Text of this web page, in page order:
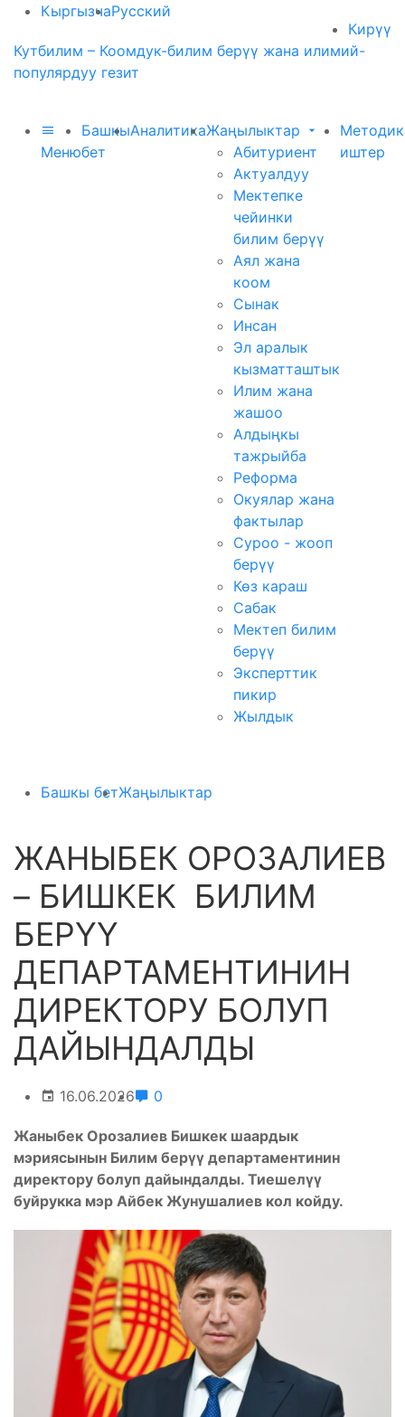
КыргызчаРусский
Кирүү
Кутбилим – Коомдук-билим берүү жана илимий-
популярдуу гезит
Меню
Башкы
бет
АналитикаЖаңылыктар
Абитуриент
Актуалдуу
Мектепке
чейинки
билим берүү
Аял жана
коом
Сынак
Инсан
Эл аралык
кызматташтык
Илим жана
жашоо
Алдыңкы
тажрыйба
Реформа
Окуялар жана
фактылар
Суроо - жооп
берүү
Көз караш
Сабак
Мектеп билим
берүү
Эксперттик
пикир
Жылдык
иштер
Башкы бетЖаңылыктар
ЖАНЫБЕК ОРОЗАЛИЕВ
– БИШКЕК БИЛИМ
БЕРҮҮ
ДЕПАРТАМЕНТИНИН
ДИРЕКТОРУ БОЛУП
ДАЙЫНДАЛДЫ
16.06.2026 0
Жаныбек Орозалиев Бишкек шаардык
мэриясынын Билим берүү департаментинин
директору болуп дайындалды. Тиешелүү
буйрукка мэр Айбек Жунушалиев кол койду.